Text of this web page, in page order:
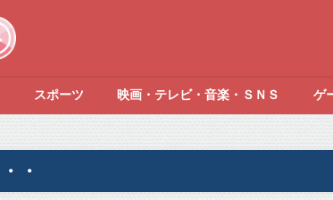
スポーツ 映画・テレビ・音楽・ＳＮＳ ゲ
・